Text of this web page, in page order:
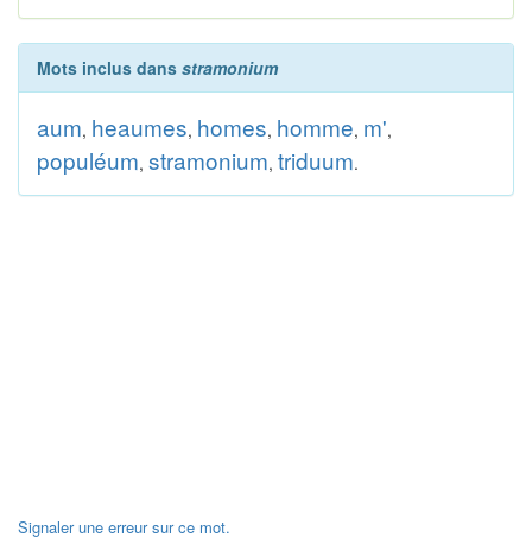
Mots inclus dans stramonium
aum, heaumes, homes, homme, m',
populéum, stramonium, triduum.
Signaler une erreur sur ce mot.